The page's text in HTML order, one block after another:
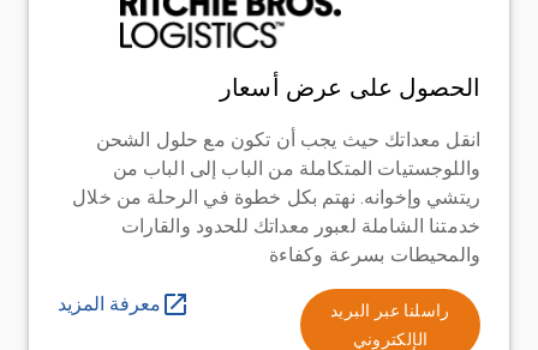
الحصول على عرض أسعار
انقل معداتك حيث يجب أن تكون مع حلول الشحن
واللوجستيات المتكاملة من الباب إلى الباب من
ريتشي وإخوانه. نهتم بكل خطوة في الرحلة من خلال
خدمتنا الشاملة لعبور معداتك للحدود والقارات
والمحيطات بسرعة وكفاءة
راسلنا عبر البريد
الإلكتروني
معرفة المزيد